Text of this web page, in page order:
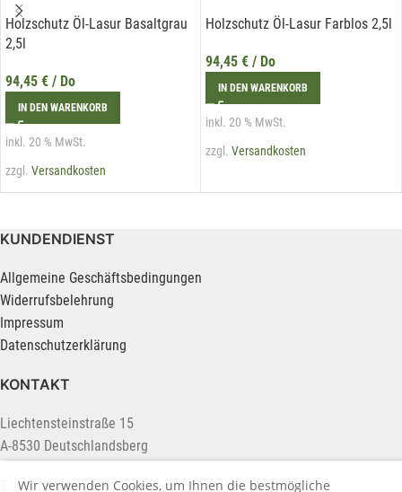
Holzschutz Öl-Lasur Basaltgrau
2,5l
94,45 € / Do
IN DEN WARENKORB
inkl. 20 % MwSt.
zzgl. Versandkosten
Holzschutz Öl-Lasur Farblos 2,5l
94,45 € / Do
IN DEN WARENKORB
inkl. 20 % MwSt.
zzgl. Versandkosten
KUNDENDIENST
Allgemeine Geschäftsbedingungen
Widerrufsbelehrung
Impressum
Datenschutzerklärung
KONTAKT
Liechtensteinstraße 15
A-8530 Deutschlandsberg
T. +43 (0) 3462 2222
Wir verwenden Cookies, um Ihnen die bestmögliche